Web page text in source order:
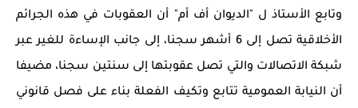
وتابع الأستاذ ل "الديوان أف أم" أن العقوبات في هذه الجرائم
الأخلاقية تصل إلى 6 أشهر سجنا، إلى جانب الإساءة للغير عبر
شبكة الاتصالات والتي تصل عقوبتها إلى سنتين سجنا، مضيفا
أن النيابة العمومية تتابع وتكيف الفعلة بناء على فصل قانوني